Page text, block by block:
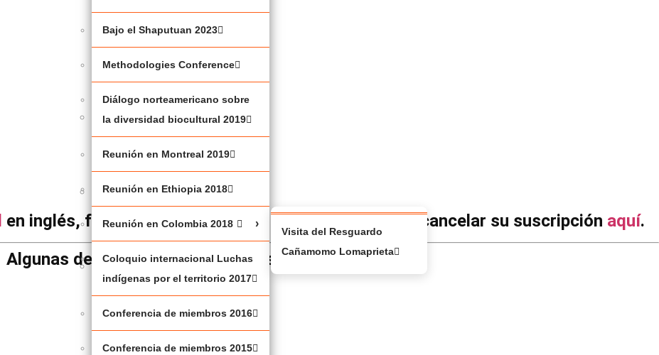
DE
(JBNQA)
2025
MESA
RENDONDA
2025
JUSTICIA
BAJO
SHAPUTUAN
Bajo el Shaputuan 2023
Methodologies Conference
Diálogo norteamericano sobre
la diversidad biocultural 2019
Reunión en Montreal 2019
Reunión en Ethiopia 2018
Reunión en Colombia 2018
Visita del Resguardo
Cañamomo Lomaprieta
Coloquio internacional Luchas
indígenas por el territorio 2017
Conferencia de miembros 2016
Conferencia de miembros 2015
Noticias
en inglés, francés y español. Puede ver, suscribirse o cancelar su suscripción aquí.
Algunas de nuestras publicaciones recientes: